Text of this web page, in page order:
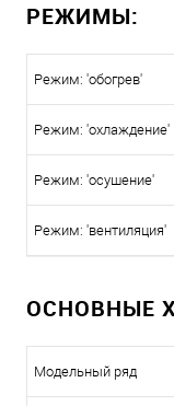
РЕЖИМЫ:
Режим: 'обогрев'
Режим: 'охлаждение'
Режим: 'осушение'
Режим: 'вентиляция'
ОСНОВНЫЕ
Модельный ряд